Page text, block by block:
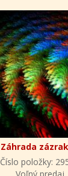
Záhrada
Číslo položky: